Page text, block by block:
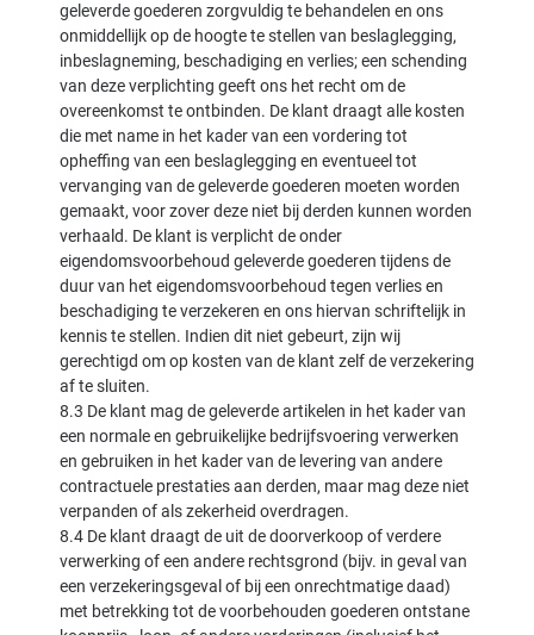
geleverde goederen zorgvuldig te behandelen en ons
onmiddellijk op de hoogte te stellen van beslaglegging,
inbeslagneming, beschadiging en verlies; een schending
van deze verplichting geeft ons het recht om de
overeenkomst te ontbinden. De klant draagt alle kosten
die met name in het kader van een vordering tot
opheffing van een beslaglegging en eventueel tot
vervanging van de geleverde goederen moeten worden
gemaakt, voor zover deze niet bij derden kunnen worden
verhaald. De klant is verplicht de onder
eigendomsvoorbehoud geleverde goederen tijdens de
duur van het eigendomsvoorbehoud tegen verlies en
beschadiging te verzekeren en ons hiervan schriftelijk in
kennis te stellen. Indien dit niet gebeurt, zijn wij
gerechtigd om op kosten van de klant zelf de verzekering
af te sluiten.
8.3 De klant mag de geleverde artikelen in het kader van
een normale en gebruikelijke bedrijfsvoering verwerken
en gebruiken in het kader van de levering van andere
contractuele prestaties aan derden, maar mag deze niet
verpanden of als zekerheid overdragen.
8.4 De klant draagt de uit de doorverkoop of verdere
verwerking of een andere rechtsgrond (bijv. in geval van
een verzekeringsgeval of bij een onrechtmatige daad)
met betrekking tot de voorbehouden goederen ontstane